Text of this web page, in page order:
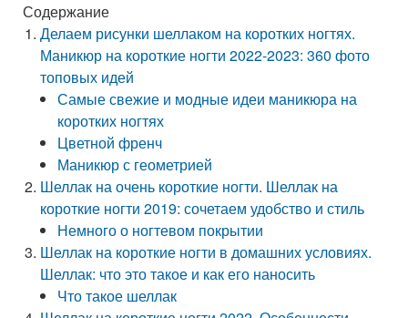
Содержание
Делаем рисунки шеллаком на коротких ногтях.
Маникюр на короткие ногти 2022-2023: 360 фото
топовых идей
Самые свежие и модные идеи маникюра на
коротких ногтях
Цветной френч
Маникюр с геометрией
Шеллак на очень короткие ногти. Шеллак на
короткие ногти 2019: сочетаем удобство и стиль
Немного о ногтевом покрытии
Шеллак на короткие ногти в домашних условиях.
Шеллак: что это такое и как его наносить
Что такое шеллак